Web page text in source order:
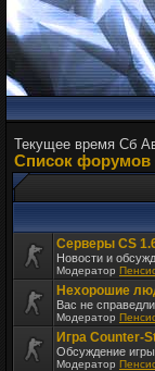
Текущее время Сб
Список форумов
Серверы CS
Новости и
Модератор
Нехорошие
Вас не
Модератор
Игра Counter-
Обсуждение
Модератор